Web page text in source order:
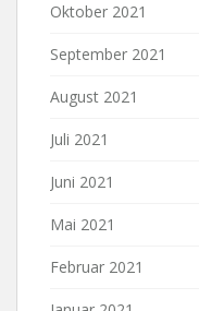
Oktober 2021
September 2021
August 2021
Juli 2021
Juni 2021
Mai 2021
Februar 2021